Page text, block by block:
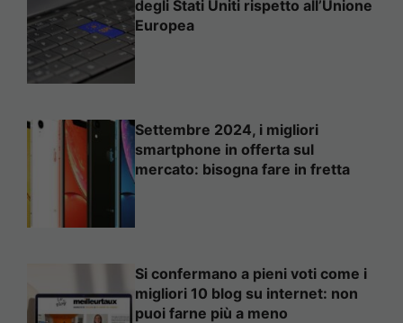
degli Stati Uniti rispetto all’Unione
Europea
Settembre 2024, i migliori
smartphone in offerta sul
mercato: bisogna fare in fretta
Si confermano a pieni voti come i
migliori 10 blog su internet: non
puoi farne più a meno